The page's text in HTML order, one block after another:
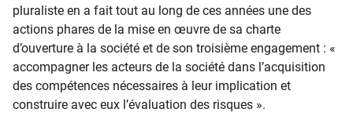
pluraliste en a fait tout au long de ces années une des
actions phares de la mise en œuvre de sa charte
d’ouverture à la société et de son troisième engagement : «
accompagner les acteurs de la société dans l’acquisition
des compétences nécessaires à leur implication et
construire avec eux l’évaluation des risques ».